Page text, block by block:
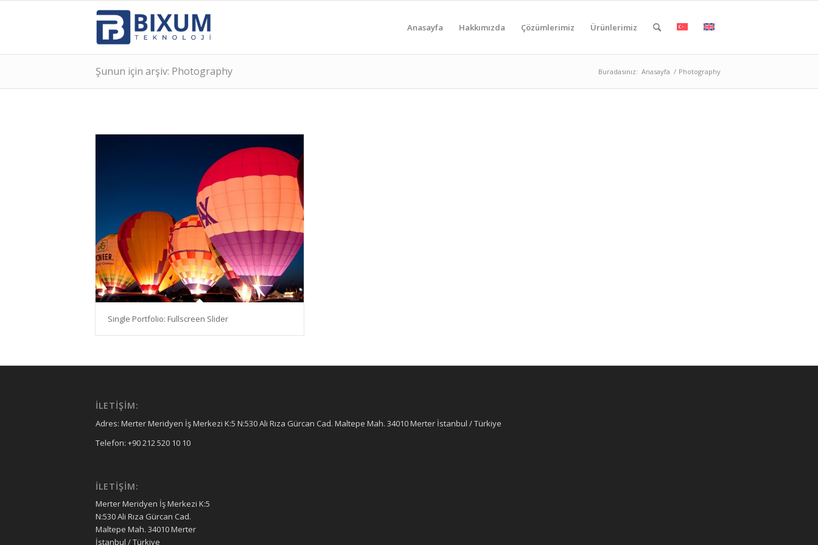
Anasayfa Hakkımızda Çözümlerimiz Ürünlerimiz
Şunun için arşiv: Photography Buradasınız: Anasayfa / Photography
Single Portfolio: Fullscreen Slider
İLETIŞIM:
Adres: Merter Meridyen İş Merkezi K:5 N:530 Ali Rıza Gürcan Cad. Maltepe Mah. 34010 Merter İstanbul / Türkiye
Telefon: +90 212 520 10 10
İLETIŞIM:
Merter Meridyen İş Merkezi K:5
N:530 Ali Rıza Gürcan Cad.
Maltepe Mah. 34010 Merter
İstanbul / Türkiye